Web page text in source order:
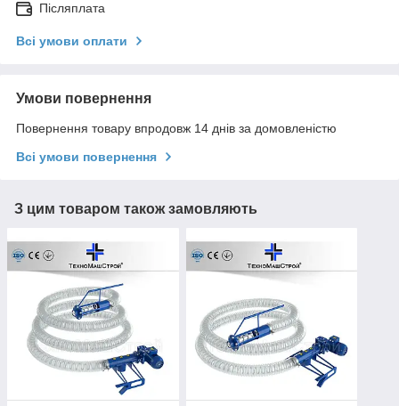
Післяплата
Всі умови оплати
Умови повернення
Повернення товару впродовж 14 днів за домовленістю
Всі умови повернення
З цим товаром також замовляють